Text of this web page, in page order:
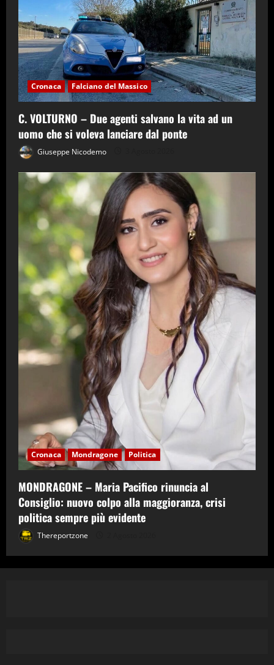
Cronaca Falciano del Massico
C. VOLTURNO – Due agenti salvano la vita ad un
uomo che si voleva lanciare dal ponte
Giuseppe Nicodemo
Cronaca Mondragone Politica
MONDRAGONE – Maria Pacifico rinuncia al
Consiglio: nuovo colpo alla maggioranza, crisi
politica sempre più evidente
Thereportzone